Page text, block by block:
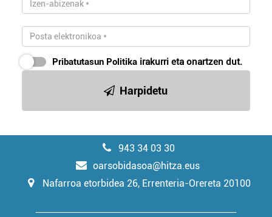
Pribatutasun Politika irakurri eta onartzen dut.
Harpidetu
943 34 03 30
oarsobidasoa@hitza.eus
Nafarroa etorbidea 26, Errenteria-Orereta 20100